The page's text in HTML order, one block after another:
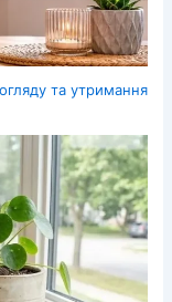
та утримання